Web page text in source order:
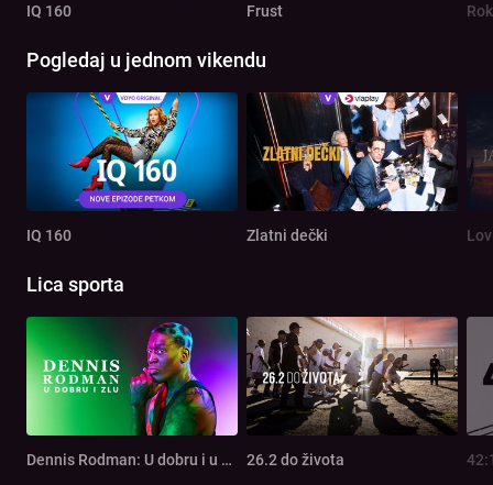
IQ 160 Frust
Pogledaj u jednom vikendu
IQ 160 Zlatni dečki
Lica sporta
Dennis Rodman: U dobru i u zlu 26.2 do života